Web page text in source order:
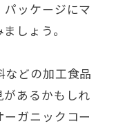
ッケージにマ
しょう。
などの加工食品
あるかもしれ
ガニックコー